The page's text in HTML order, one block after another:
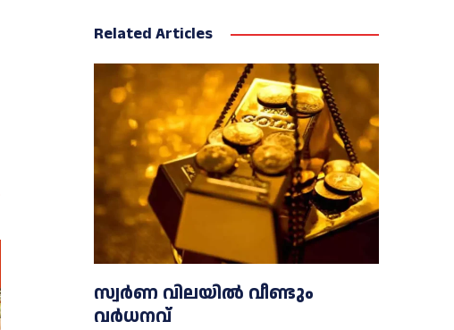
Related Articles
സ്വർണ വിലയില്‍ വീണ്ടും
വർധനവ്